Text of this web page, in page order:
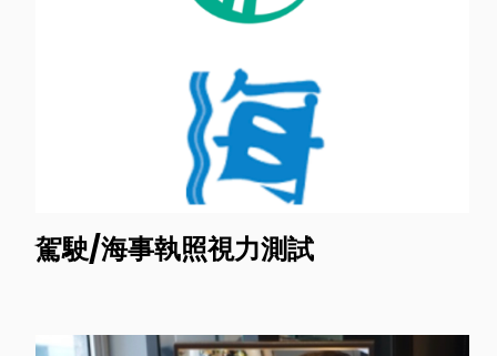
駕駛/海事執照視力測試